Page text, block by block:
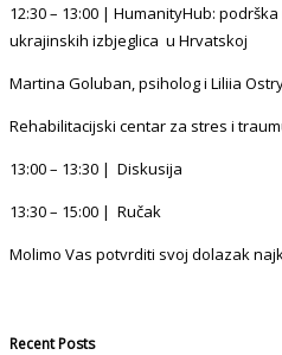
12:30 – 13:00 | HumanityHub:
ukrajinskih izbjeglica u Hrvatskoj
Martina Goluban, psiholog i Liliia
Rehabilitacijski centar za stres i
13:00 – 13:30 | Diskusija
13:30 – 15:00 | Ručak
Molimo Vas potvrditi svoj dolazak
Recent Posts